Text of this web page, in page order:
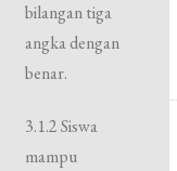
bilangan tiga
angka dengan
benar.
3.1.2 Siswa
mampu